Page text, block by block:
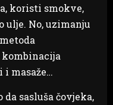
koristi smokve,
No, uzimanju
kombinacija
masaže…
sasluša čovjeka,